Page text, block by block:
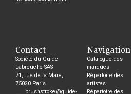
Contact
Société du Guide
Labreuche SAS
71, rue de la Mare,
75020 Paris
brushstroke@guide-
Navigation
Catalogue des
marques
Répertoire des
artistes
Répertoire des